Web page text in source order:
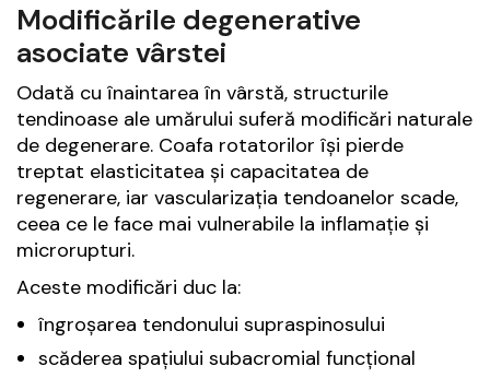
Modificările degenerative
asociate vârstei
Odată cu înaintarea în vârstă, structurile
tendinoase ale umărului suferă modificări naturale
de degenerare. Coafa rotatorilor își pierde
treptat elasticitatea și capacitatea de
regenerare, iar vascularizația tendoanelor scade,
ceea ce le face mai vulnerabile la inflamație și
microrupturi.
Aceste modificări duc la:
îngroșarea tendonului supraspinosului
scăderea spațiului subacromial funcțional